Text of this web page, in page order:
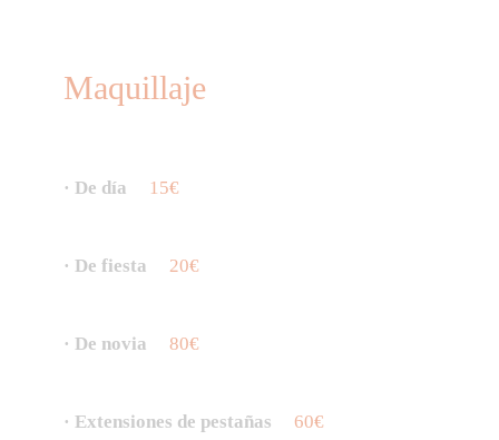
Maquillaje
· De día 15€
· De fiesta 20€
· De novia 80€
· Extensiones de pestañas 60€